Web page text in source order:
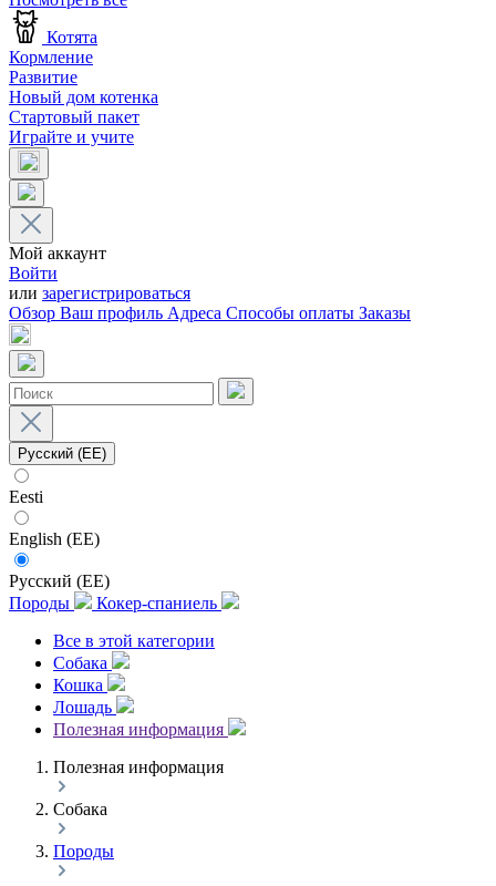
Котята
Кормление
Развитие
Новый дом котенка
Стартовый пакет
Играйте и учите
Мой аккаунт
Войти
или зарегистрироваться
Обзор Ваш профиль Адреса Способы оплаты Заказы
Русский (EE)
Eesti
English (EE)
Русский (EE)
Породы
Кокер-спаниель
Все в этой категории
Собака
Кошка
Лошадь
Полезная информация
Полезная информация
Собака
Породы